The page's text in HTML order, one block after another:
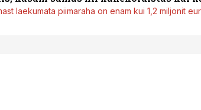
laekumata piimaraha on enam kui 1,2 miljonit